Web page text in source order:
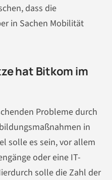
dass die
in Sachen Mobilität
hat Bitkom im
Probleme durch
in
solle es sein, vor allem
oder eine IT-
solle die Zahl der